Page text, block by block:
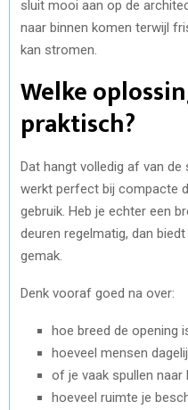
sluit mooi aan op de
naar binnen komen terwijl
kan stromen.
Welke
praktisch?
Dat hangt volledig af van de
werkt perfect bij compacte
gebruik. Heb je echter een
deuren regelmatig, dan
gemak.
Denk vooraf goed na over:
hoe breed de opening
hoeveel mensen
of je vaak spullen naar
hoeveel ruimte je